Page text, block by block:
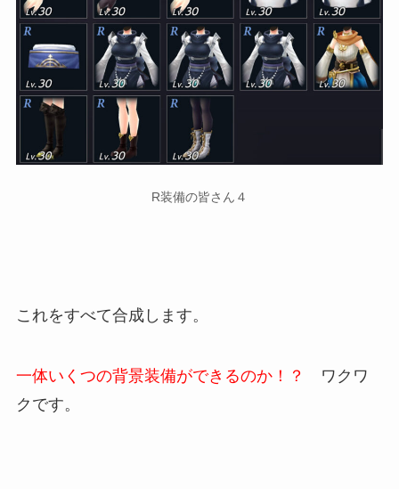
R装備の皆さん４
これをすべて合成します。
一体いくつの背景装備ができるのか！？
ワクワ
クです。